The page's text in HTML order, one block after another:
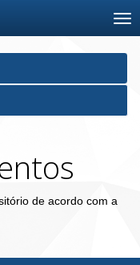
de acordo com a